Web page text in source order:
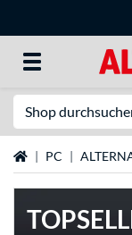
Startseite
PC